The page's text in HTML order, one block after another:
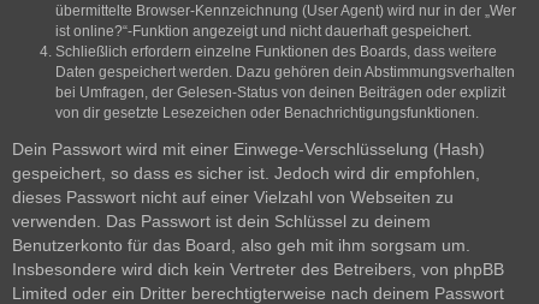
übermittelte Browser-Kennzeichnung (User Agent) wird nur in der „Wer
ist online?“-Funktion angezeigt und nicht dauerhaft gespeichert.
Schließlich erfordern einzelne Funktionen des Boards, dass weitere
Daten gespeichert werden. Dazu gehören dein Abstimmungsverhalten
bei Umfragen, der Gelesen-Status von deinen Beiträgen oder explizit
von dir gesetzte Lesezeichen oder Benachrichtigungsfunktionen.
Dein Passwort wird mit einer Einwege-Verschlüsselung (Hash)
gespeichert, so dass es sicher ist. Jedoch wird dir empfohlen,
dieses Passwort nicht auf einer Vielzahl von Webseiten zu
verwenden. Das Passwort ist dein Schlüssel zu deinem
Benutzerkonto für das Board, also geh mit ihm sorgsam um.
Insbesondere wird dich kein Vertreter des Betreibers, von phpBB
Limited oder ein Dritter berechtigterweise nach deinem Passwort